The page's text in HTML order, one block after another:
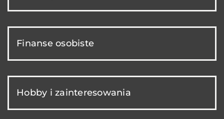
Finanse osobiste
Hobby i zainteresowania